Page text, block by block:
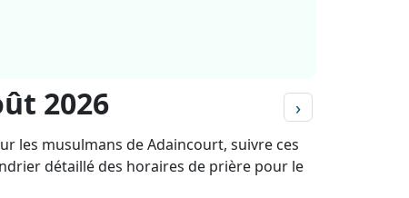
2026 ›
les musulmans de Adaincourt, suivre ces
détaillé des horaires de prière pour le